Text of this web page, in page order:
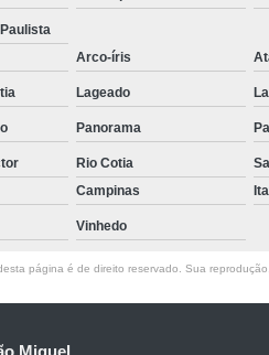
Arco-íris
Lageado
Panorama
Rio Cotia
Campinas
Vinhedo
página é de direito reservado. Sua
Miguel